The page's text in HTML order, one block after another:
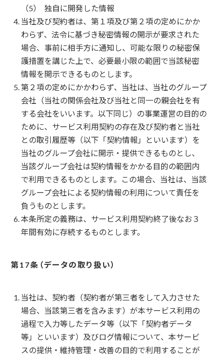
独自に開発した情報
当社及び契約者は、第１項及び第２項の定めにかか
わらず、法令に基づき秘密情報の開示が要求された
場合、事前に相手方に通知し、可能な限りの秘密保
護措置を講じた上で、必要最小限の範囲で当該秘密
情報を開示できるものとします。
第２項の定めにかかわらず、当社は、当社のグループ
会社（当社の関係会社及び当社と同一の親会社を有
する会社をいいます。以下同じ）の事業運営の目的の
ために、サービス利用契約の存在及び契約者と当社
との取引履歴等（以下「契約情報」といいます）を
当社のグループ会社に開示・提供できるものとし、
当該グループ会社は契約情報をかかる目的の範囲内
で利用できるものとします。この場合、当社は、当該
グループ会社による契約情報の利用について責任を
負うものとします。
本条所定の義務は、サービス利用契約終了後なお３
年間有効に存続するものとします。
データの取り扱い
当社は、契約者（契約者が第三者をして入力させた
場合、当該第三者を含みます）が本サービス利用の
過程で入力等したデータ等（以下「契約者データ
等」といいます）及びログ情報について、本サービ
スの提供・維持管理・改善の目的で利用することが